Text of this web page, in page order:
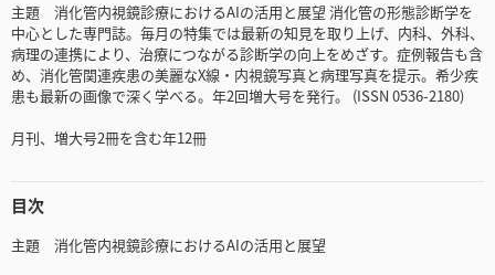
主題 消化管内視鏡診療におけるAIの活用と展望 消化管の形態診断学を
中心とした専門誌。毎月の特集では最新の知見を取り上げ、内科、外科、
病理の連携により、治療につながる診断学の向上をめざす。症例報告も含
め、消化管関連疾患の美麗なX線・内視鏡写真と病理写真を提示。希少疾
患も最新の画像で深く学べる。年2回増大号を発行。 (ISSN 0536-2180)
月刊、増大号2冊を含む年12冊
目次
主題 消化管内視鏡診療におけるAIの活用と展望